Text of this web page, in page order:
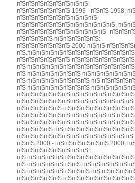
пїЅпїЅпїЅпїЅпїЅпїЅпїЅпїЅ:
пїЅпїЅпїЅпїЅпїЅпїЅ 1993 - пїЅпїЅ 1998:
пїЅпїЅпїЅпїЅпїЅпїЅпїЅпїЅпїЅ
пїЅпїЅпїЅпїЅпїЅпїЅпїЅпїЅпїЅпїЅпїЅ,
пїЅпїЅпїЅпїЅпїЅпїЅпїЅпїЅпїЅпїЅ-
пїЅпїЅпїЅпїЅ пїЅпїЅпїЅпїЅпїЅ:
пїЅпїЅпїЅпїЅпїЅпїЅ 2000 пїЅпїЅ
пїЅпїЅпїЅпїЅпїЅпїЅ
пїЅ
пїЅ пїЅпїЅпїЅпїЅпїЅпїЅ
пїЅ пїЅпїЅпїЅпїЅпїЅпїЅпїЅ пїЅ
пїЅ пїЅпїЅпїЅпїЅпїЅпїЅпїЅ
пїЅпїЅпїЅпїЅпїЅпїЅпїЅпїЅпїЅпїЅ
пїЅпїЅпїЅпїЅпїЅ
пїЅпїЅпїЅпїЅпїЅпїЅпїЅпїЅпїЅпїЅпїЅ
пїЅпїЅпїЅпїЅпїЅпїЅпїЅпїЅпїЅпїЅпїЅ
пїЅпїЅпїЅпїЅ
пїЅпїЅ 2000 - пїЅпїЅпїЅпїЅпїЅпїЅ 2000;
пїЅпїЅпїЅпїЅпїЅпїЅпїЅпїЅ:
пїЅ
пїЅ пїЅпїЅпїЅпїЅпїЅпїЅ
пїЅ пїЅпїЅпїЅпїЅпїЅпїЅпїЅ пїЅ
пїЅпїЅпїЅпїЅпїЅ